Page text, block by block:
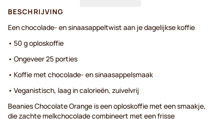
BESCHRIJVING
Een chocolade- en sinaasappeltwist aan je dagelijkse koffie​
• 50 g oploskoffie
• Ongeveer 25 porties
• Koffie met chocolade- en sinaasappelsmaak
• Veganistisch, laag in calorieën, zuivelvrij
Beanies Chocolate Orange is een oploskoffie met een smaakje,
die zachte melkchocolade combineert met een frisse